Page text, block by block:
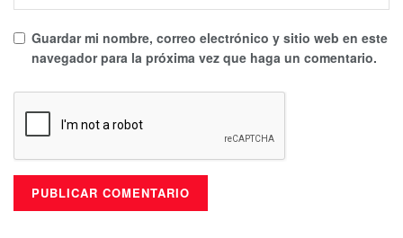
Guardar mi nombre, correo electrónico y sitio web en este
navegador para la próxima vez que haga un comentario.